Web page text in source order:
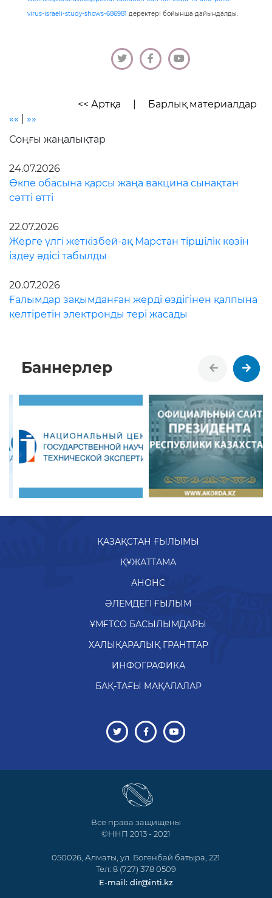
virus-israeli-study-shows-686981 деректері бойынша дайындалды.
<< Артқа
Барлық материалдар
««
»»
Соңғы жаңалықтар
24.07.2026
Өкпе обасына қарсы жаңа вакцина сынақтан
сәтті өтті
22.07.2026
Жерге үлгі жеткізбей-ақ Марстан тіршілік көзін
іздеу әдісі табылды
20.07.2026
Ғалымдар зақымданған жерді өздігінен қалпына
келтіретін электронды тері жасады
Баннерлер
ҚАЗАҚСТАН ҒЫЛЫМЫ
ҚҰЖАТТАМА
АНОНС
ӘЛЕМДЕГІ ҒЫЛЫМ
ҰМҒТСО БАСЫЛЫМДАРЫ
ХАЛЫҚАРАЛЫҚ ГРАНТТАР
ИНФОГРАФИКА
БАҚ-ТАҒЫ МАҚАЛАЛАР
Все права защищены
©ННП 2013 - 2021
050026, Алматы, ул. Богенбай батыра, 221
Тел: 8 (727) 378 0509
E-mail: dir@inti.kz